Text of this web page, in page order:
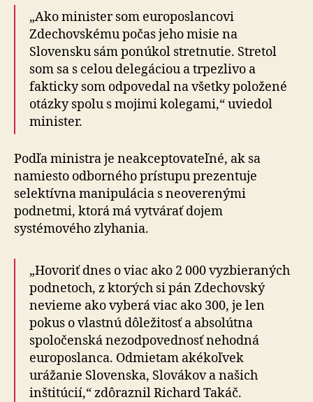
„Ako minister som europoslancovi
Zdechovskému počas jeho misie na
Slovensku sám ponúkol stretnutie. Stretol
som sa s celou delegáciou a trpezlivo a
fakticky som odpovedal na všetky položené
otázky spolu s mo­ji­mi kolegami,“ uviedol
minister.
Podľa ministra je neakceptovateľné, ak sa
namiesto odborného prístupu prezentuje
selektívna manipulácia s neoverenými
podnetmi, ktorá má vytvárať dojem
systémového zlyhania.
„Hovoriť dnes o viac ako 2 000 vyzbieraných
podnetoch, z ktorých si pán Zdechovský
nevieme ako vyberá viac ako 300, je len
pokus o vlastnú dôležitosť a absolútna
spoločenská nezodpovednosť nehodná
europoslanca. Odmietam akékoľvek
urážanie Slovenska, Slovákov a našich
inštitúcií,“ zdôraznil Richard Takáč.